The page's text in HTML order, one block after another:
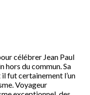
célébrer Jean Paul
hors du commun. Sa
fut certainement l’un
Voyageur